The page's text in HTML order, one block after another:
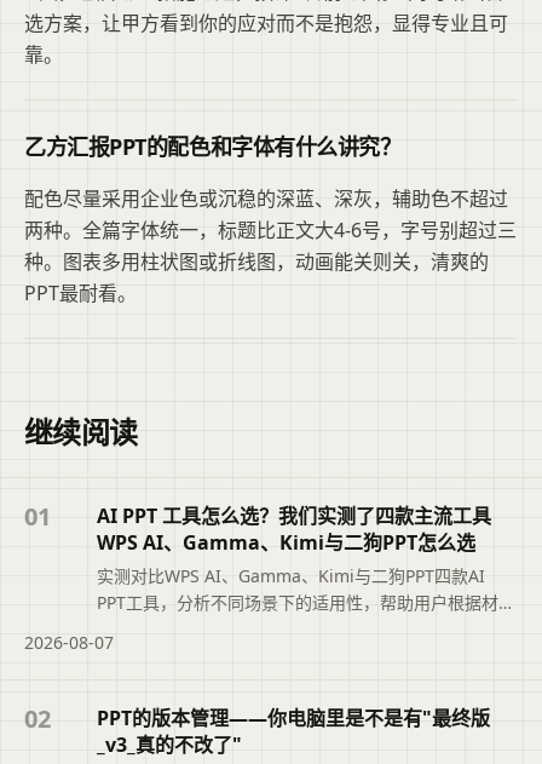
选方案，让甲方看到你的应对而不是抱怨，显得专业且可
靠。
乙方汇报PPT的配色和字体有什么讲究？
配色尽量采用企业色或沉稳的深蓝、深灰，辅助色不超过
两种。全篇字体统一，标题比正文大4-6号，字号别超过三
种。图表多用柱状图或折线图，动画能关则关，清爽的
PPT最耐看。
继续阅读
01
AI PPT 工具怎么选？我们实测了四款主流工具
WPS AI、Gamma、Kimi与二狗PPT怎么选
实测对比WPS AI、Gamma、Kimi与二狗PPT四款AI
PPT工具，分析不同场景下的适用性，帮助用户根据材料
目追求综合排名。摘要依据标题与正文整理，概括页面
断文章是否符合当前需求，再查看完整原文。
2026-08-07
02
PPT的版本管理——你电脑里是不是有"最终版
_v3_真的不改了"